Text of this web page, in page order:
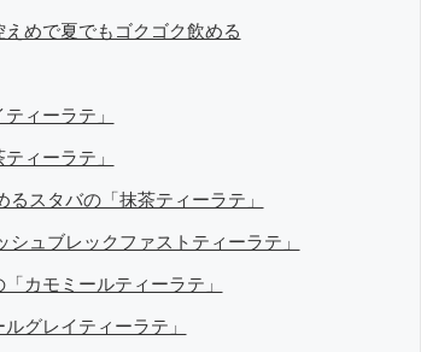
めで夏でもゴクゴク飲める
ィーラテ」
ィーラテ」
スタバの「抹茶ティーラテ」
ュブレックファストティーラテ」
カモミールティーラテ」
グレイティーラテ」